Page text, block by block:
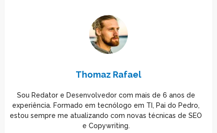
Thomaz Rafael
Sou Redator e Desenvolvedor com mais de 6 anos de
experiência. Formado em tecnólogo em TI, Pai do Pedro,
estou sempre me atualizando com novas técnicas de SEO
e Copywriting.